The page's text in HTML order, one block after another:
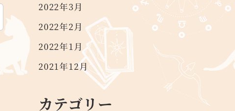
2022年3月
2022年2月
2022年1月
2021年12月
カテゴリー